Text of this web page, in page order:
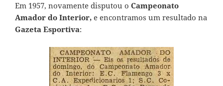
Em 1957, novamente disputou o Campeonato
Amador do Interior, e encontramos um resultado na
Gazeta Esportiva: